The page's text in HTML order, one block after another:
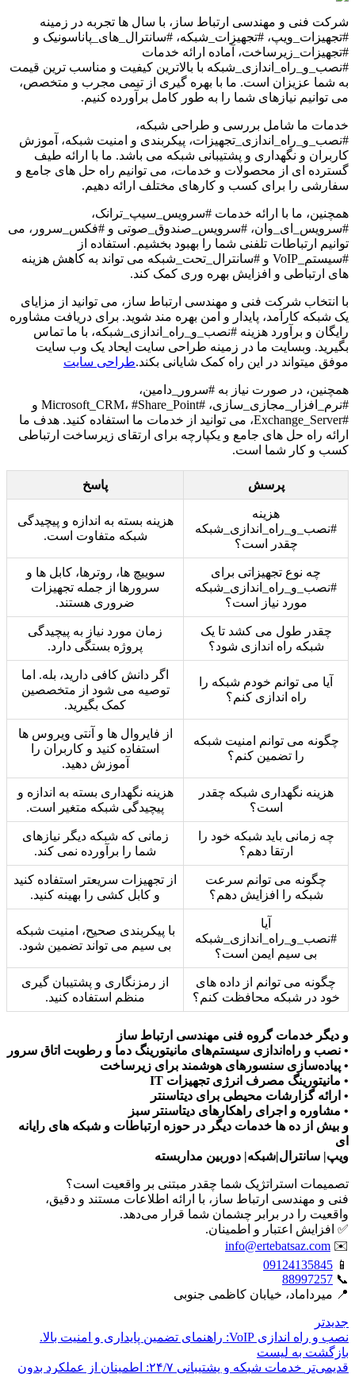
شرکت فنی و مهندسی ارتباط ساز، با سال ها تجربه در زمینه
#تجهیزات_ویپ، #تجهیزات_شبکه، #سانترال_های_پاناسونیک و
#تجهیزات_زیرساخت، آماده ارائه خدمات
#نصب_و_راه_اندازی_شبکه با بالاترین کیفیت و مناسب ترین قیمت
به شما عزیزان است. ما با بهره گیری از تیمی مجرب و متخصص،
می توانیم نیازهای شما را به طور کامل برآورده کنیم.
خدمات ما شامل بررسی و طراحی شبکه،
#نصب_و_راه_اندازی_تجهیزات، پیکربندی و امنیت شبکه، آموزش
کاربران و نگهداری و پشتیبانی شبکه می باشد. ما با ارائه طیف
گسترده ای از محصولات و خدمات، می توانیم راه حل های جامع و
سفارشی را برای کسب و کارهای مختلف ارائه دهیم.
همچنین، ما با ارائه خدمات #سرویس_سیپ_ترانک،
#سرویس_ای_وان، #سرویس_صندوق_صوتی و #فکس_سرور، می
توانیم ارتباطات تلفنی شما را بهبود بخشیم. استفاده از
#سیستم_VoIP و #سانترال_تحت_شبکه می تواند به کاهش هزینه
های ارتباطی و افزایش بهره وری کمک کند.
با انتخاب شرکت فنی و مهندسی ارتباط ساز، می توانید از مزایای
یک شبکه کارآمد، پایدار و امن بهره مند شوید. برای دریافت مشاوره
رایگان و برآورد هزینه #نصب_و_راه_اندازی_شبکه، با ما تماس
بگیرید. وبسایت ما در زمینه طراحی سایت ایحاد یک وب سایت
موفق میتواند در این راه کمک شایانی بکند.طراحی سایت
همچنین، در صورت نیاز به #سرور_دامین،
#نرم_افزار_مجازی_سازی، #Microsoft_CRM، #Share_Point و
#Exchange_Server، می توانید از خدمات ما استفاده کنید. هدف ما
ارائه راه حل های جامع و یکپارچه برای ارتقای زیرساخت ارتباطی
کسب و کار شما است.
پرسش پاسخ
هزینه
#نصب_و_راه_اندازی_شبکه
چقدر است؟
هزینه بسته به اندازه و پیچیدگی
شبکه متفاوت است.
چه نوع تجهیزاتی برای
#نصب_و_راه_اندازی_شبکه
مورد نیاز است؟
سوییچ ها، روترها، کابل ها و
سرورها از جمله تجهیزات
ضروری هستند.
چقدر طول می کشد تا یک
شبکه راه اندازی شود؟
زمان مورد نیاز به پیچیدگی
پروژه بستگی دارد.
آیا می توانم خودم شبکه را
راه اندازی کنم؟
اگر دانش کافی دارید، بله. اما
توصیه می شود از متخصصین
کمک بگیرید.
چگونه می توانم امنیت شبکه
را تضمین کنم؟
از فایروال ها و آنتی ویروس ها
استفاده کنید و کاربران را
آموزش دهید.
هزینه نگهداری شبکه چقدر
است؟
هزینه نگهداری بسته به اندازه و
پیچیدگی شبکه متغیر است.
چه زمانی باید شبکه خود را
ارتقا دهم؟
زمانی که شبکه دیگر نیازهای
شما را برآورده نمی کند.
چگونه می توانم سرعت
شبکه را افزایش دهم؟
از تجهیزات سریعتر استفاده کنید
و کابل کشی را بهینه کنید.
آیا
#نصب_و_راه_اندازی_شبکه
بی سیم ایمن است؟
با پیکربندی صحیح، امنیت شبکه
بی سیم می تواند تضمین شود.
چگونه می توانم از داده های
خود در شبکه محافظت کنم؟
از رمزنگاری و پشتیبان گیری
منظم استفاده کنید.
و دیگر خدمات گروه فنی مهندسی ارتباط ساز
• نصب و راه‌اندازی سیستم‌های مانیتورینگ دما و رطوبت اتاق سرور
• پیاده‌سازی سنسورهای هوشمند برای زیرساخت
• مانیتورینگ مصرف انرژی تجهیزات IT
• ارائه گزارشات محیطی برای دیتاسنتر
• مشاوره و اجرای راهکارهای دیتاسنتر سبز
و بیش از ده ها خدمات دیگر در حوزه ارتباطات و شبکه های رایانه
ای
ویپ| سانترال|شبکه| دوربین مداربسته
تصمیمات استراتژیک شما چقدر مبتنی بر واقعیت است؟
فنی و مهندسی ارتباط ساز، با ارائه اطلاعات مستند و دقیق،
واقعیت را در برابر چشمان شما قرار می‌دهد.
✅ افزایش اعتبار و اطمینان.
✉️
info@ertebatsaz.com
📱
09124135845
📞
88997257
📍 میرداماد، خیابان کاظمی جنوبی
جدیدتر
نصب و راه اندازی VoIP: راهنمای تضمین پایداری و امنیت بالا.
بازگشت بە لیست
قدیمی‌تر
خدمات شبکه و پشتیبانی ۲۴/۷: اطمینان از عملکرد بدون